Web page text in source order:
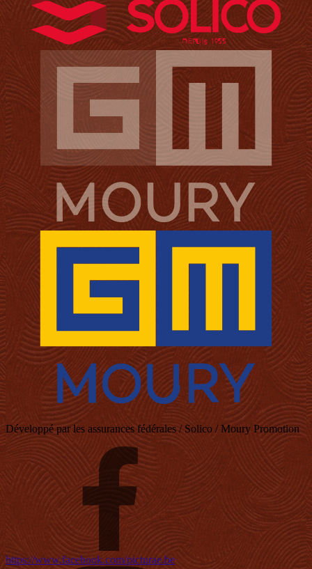
Développé par les assurances fédérales / Solico / Moury Promotion
https://www.facebook.com/picturae.be